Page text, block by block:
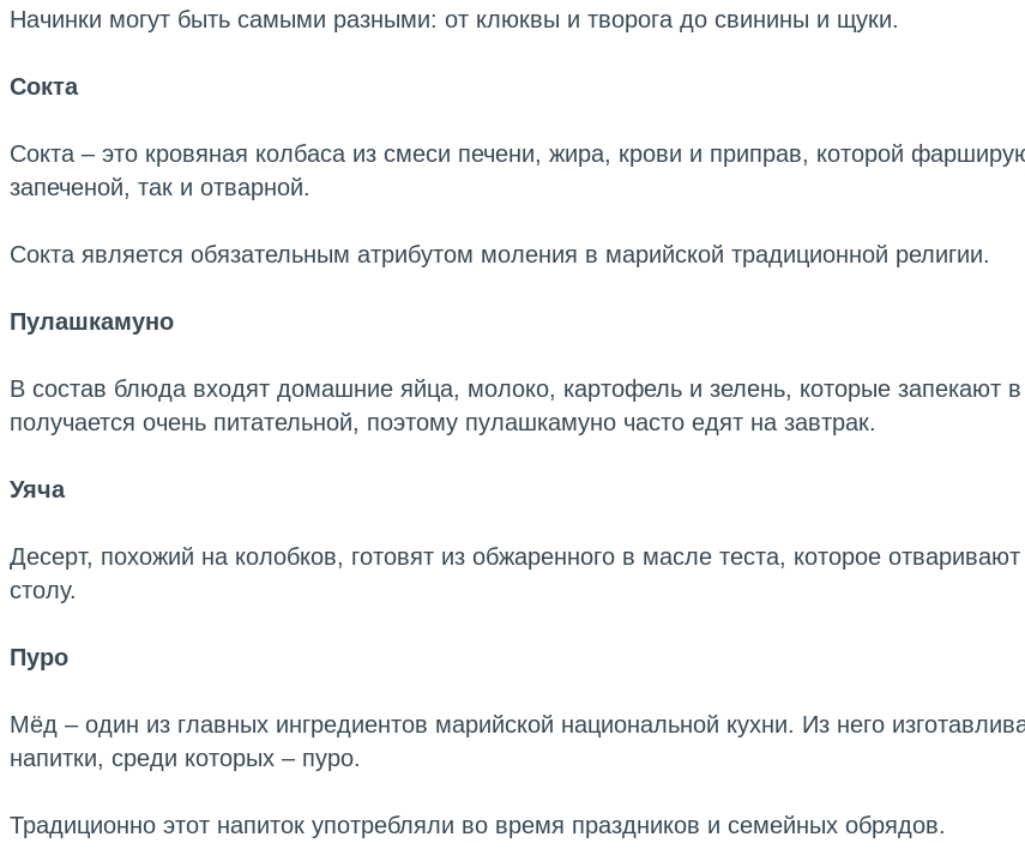
Начинки могут быть самыми разными: от клюквы и творога до свинины и щуки.
Сокта
Сокта – это кровяная колбаса из смеси печени, жира, крови и приправ, которой
запеченой, так и отварной.
Сокта является обязательным атрибутом моления в марийской традиционной религии.
Пулашкамуно
В состав блюда входят домашние яйца, молоко, картофель и зелень, которые
получается очень питательной, поэтому пулашкамуно часто едят на завтрак.
Уяча
Десерт, похожий на колобков, готовят из обжаренного в масле теста, которое
столу.
Пуро
Мёд – один из главных ингредиентов марийской национальной кухни. Из него
напитки, среди которых – пуро.
Традиционно этот напиток употребляли во время праздников и семейных обрядов.